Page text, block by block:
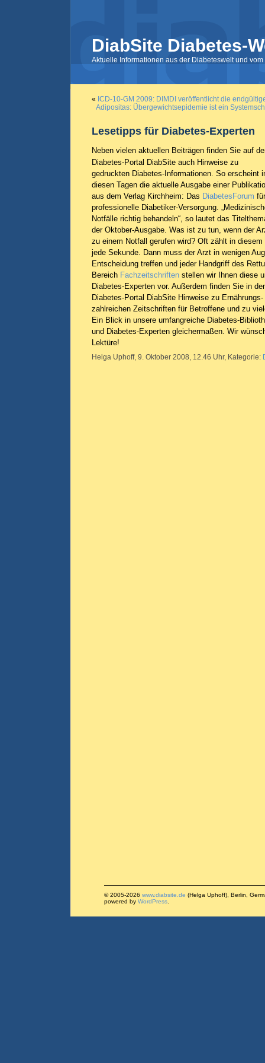
DiabSite Diabetes-
Aktuelle Informationen aus der Diabeteswelt und
« ICD-10-GM 2009: DIMDI veröffentlicht die
Adipositas: Übergewichtsepidemie ist ein
Lesetipps für Diabetes-Experten
Neben vielen aktuellen Beiträgen finden Sie auf
Diabetes-Portal DiabSite auch Hinweise zu
gedruckten Diabetes-Informationen. So erscheint
diesen Tagen die aktuelle Ausgabe einer
aus dem Verlag Kirchheim: Das DiabetesForum
professionelle Diabetiker-Versorgung.
Notfälle richtig behandeln“, so lautet das
der Oktober-Ausgabe. Was ist zu tun, wenn der
zu einem Notfall gerufen wird? Oft zählt in diesem
jede Sekunde. Dann muss der Arzt in wenigen
Entscheidung treffen und jeder Handgriff des
Bereich Fachzeitschriften stellen wir Ihnen diese
Diabetes-Experten vor. Außerdem finden Sie in
Diabetes-Portal DiabSite Hinweise zu
zahlreichen Zeitschriften für Betroffene und zu
Ein Blick in unsere umfangreiche Diabetes-
und Diabetes-Experten gleichermaßen. Wir
Lektüre!
Helga Uphoff, 9. Oktober 2008, 12.46 Uhr, Kategorie:
© 2005-2026 www.diabsite.de (Helga Uphoff), Berlin,
powered by WordPress.